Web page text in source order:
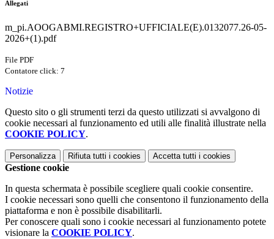
Allegati
m_pi.AOOGABMI.REGISTRO+UFFICIALE(E).0132077.26-05-
2026+(1).pdf
File PDF
Contatore click: 7
Notizie
Questo sito o gli strumenti terzi da questo utilizzati si avvalgono di
cookie necessari al funzionamento ed utili alle finalità illustrate nella
COOKIE POLICY.
Personalizza Rifiuta tutti i cookies Accetta tutti i cookies
Gestione cookie
In questa schermata è possibile scegliere quali cookie consentire.
I cookie necessari sono quelli che consentono il funzionamento della
piattaforma e non è possibile disabilitarli.
Per conoscere quali sono i cookie necessari al funzionamento potete
visionare la COOKIE POLICY.